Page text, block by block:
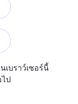
เบราว์เซอร์นี้
ป